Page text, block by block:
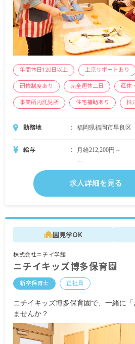
年間休日120日以上 上京サポートあり
研修制度あり 完全週休二日 産休
事業所内託児所 住宅補助あり 株
勤務地 福岡県福岡市早良区
給与 月給212,200円～
＜別途支給手当＞
■交通費支給 月上限
■昇給（年1回）
■賞与年3回（6月／
※3月分は、処遇改善
※経験・能力・会社
※評価期間中に基準
事情がある場合は支
求人詳細を見る
園見学OK
株式会社ニチイ学館
ニチイキッズ博多保育園
新卒保育士 正社員
ニチイキッズ博多保育園で、一緒に
ませんか？